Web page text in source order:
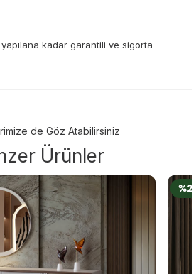
kadar garantili ve sigorta
de Göz Atabilirsiniz
Ürünler